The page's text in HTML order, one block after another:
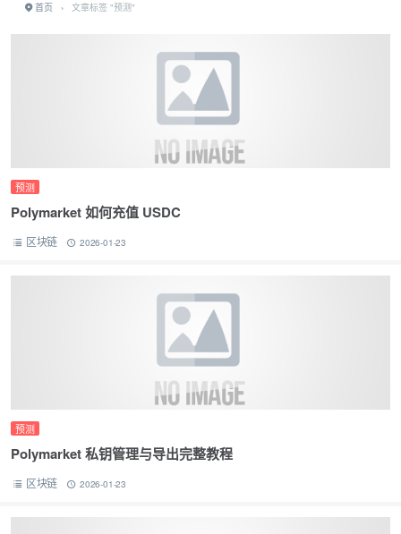
首页 › 文章标签 "预测"
预测
Polymarket 如何充值 USDC
区块链 2026-01-23
预测
Polymarket 私钥管理与导出完整教程
区块链 2026-01-23